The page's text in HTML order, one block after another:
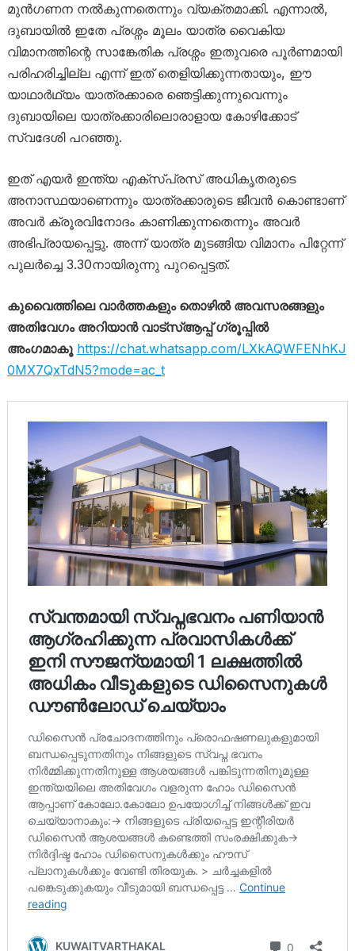
മുൻഗണന നൽകുന്നതെന്നും വ്യക്തമാക്കി. എന്നാൽ,
ദുബായിൽ ഇതേ പ്രശ്നം മൂലം യാത്ര വൈകിയ
വിമാനത്തിന്റെ സാങ്കേതിക പ്രശ്നം ഇതുവരെ പൂർണമായി
പരിഹരിച്ചില്ല എന്ന് ഇത് തെളിയിക്കുന്നതായും, ഈ
യാഥാർഥ്യം യാത്രക്കാരെ ഞെട്ടിക്കുന്നുവെന്നും
ദുബായിലെ യാത്രക്കാരിലൊരാളായ കോഴിക്കോട്
സ്വദേശി പറഞ്ഞു.
ഇത് എയർ ഇന്ത്യ എക്സ്പ്രസ് അധികൃതരുടെ
അനാസ്ഥയാണെന്നും യാത്രക്കാരുടെ ജീവൻ കൊണ്ടാണ്
അവർ ക്രൂരവിനോദം കാണിക്കുന്നതെന്നും അവർ
അഭിപ്രായപ്പെട്ടു. അന്ന് യാത്ര മുടങ്ങിയ വിമാനം പിറ്റേന്ന്
പുലർച്ചെ 3.30നായിരുന്നു പുറപ്പെട്ടത്.
കുവൈത്തിലെ വാർത്തകളും തൊഴിൽ അവസരങ്ങളും
അതിവേഗം അറിയാൻ വാട്സ്ആപ്പ് ഗ്രൂപ്പിൽ
അംഗമാകൂ https://chat.whatsapp.com/LXkAQWFENhKJ
0MX7QxTdN5?mode=ac_t